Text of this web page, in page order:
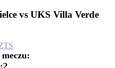
vs UKS Villa Verde